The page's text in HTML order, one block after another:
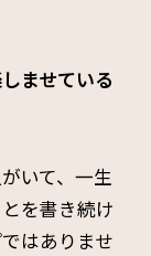
ませている
いて、一生
を書き続け
はありませ